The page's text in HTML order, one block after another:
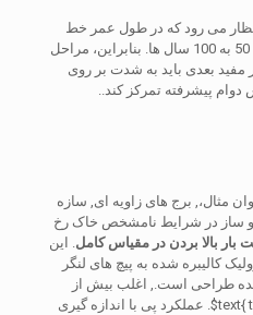
می رود که در طول عمر خط
انتقال قابل اعتماد عمل کند, اغلب 50 به 100 سال ها. بنابراین، مراحل
بعدی باید به شدت بر روی
پیشرفته تمرکز کند..
مثال،, برج های زاویه ای, سازه
ساز در شرایط نامشخص خاک رخ
بار بالا بردن در مقیاس کامل . این
کالیبره شده به پیچ های لنگر
طراحی است., اغلب بیش از
. عملکرد پی با اندازه گیری